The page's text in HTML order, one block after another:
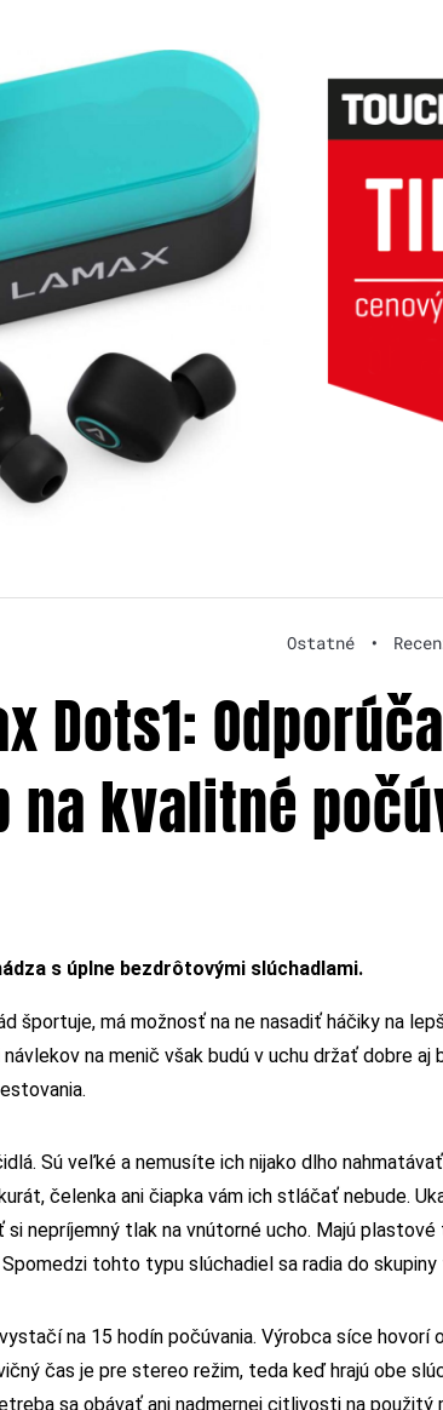
Ostatné •
Dots1:
na kvalitné
s úplne bezdrôtovými slúchadlami.
športuje, má možnosť na ne nasadiť háčiky na
na menič však budú v uchu držať dobre aj
Sú veľké a nemusíte ich nijako dlho
čelenka ani čiapka vám ich stláčať nebude.
nepríjemný tlak na vnútorné ucho. Majú plastové
tohto typu slúchadiel sa radia do
na 15 hodín počúvania. Výrobca síce hovorí
čas je pre stereo režim, teda keď hrajú obe
sa obávať ani nadmernej citlivosti na použitý